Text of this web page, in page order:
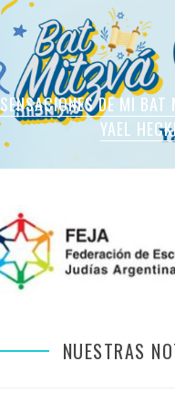
SENSACIONES DE MI
YAEL
SENSACIONES DE MI
SOL
SENSACIONES DE MI
ROMANO
SENSACIONES DE MI
LIEBMAN
SENSACIONES EN MI
GUIDA
NUESTRAS